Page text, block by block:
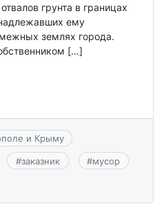
грунта в границах
ему
землях города.
[…]
и Крыму
#заказник #мусор